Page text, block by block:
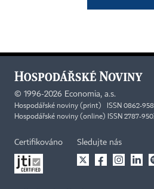
© 1996-2026 Economia, a.s.
Hospodářské noviny (print) ISSN 0862-
Hospodářské noviny (online) ISSN 2787-
Certifikováno Sledujte nás